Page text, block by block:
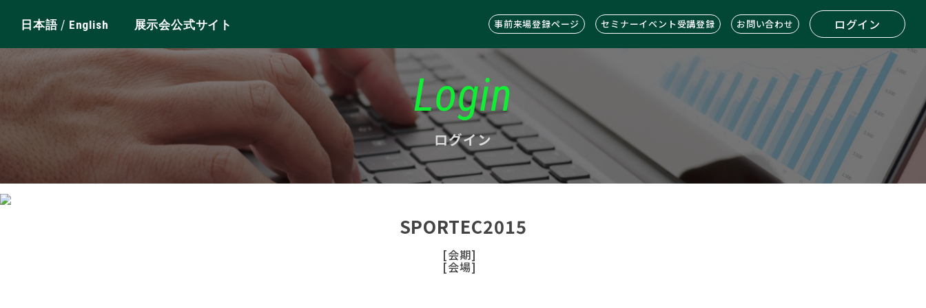
日本語/ English 展示会公式サイト 事前来場登録ページ セミナーイベント受講登録 お問い合わせ ログイン
Login
ログイン
SPORTEC2015
[会期]
[会場]